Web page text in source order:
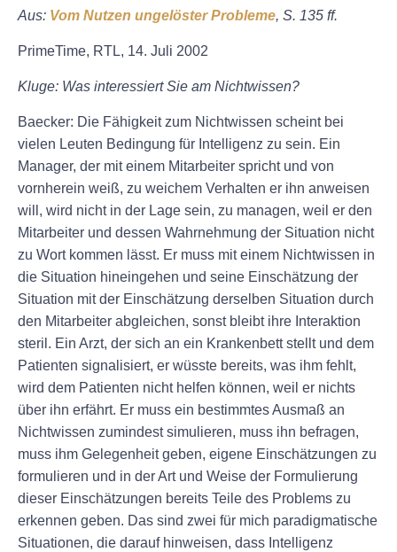
Aus: Vom Nutzen ungelöster Probleme, S. 135 ff.
PrimeTime, RTL, 14. Juli 2002
Kluge: Was interessiert Sie am Nichtwissen?
Baecker: Die Fähigkeit zum Nichtwissen scheint bei
vielen Leuten Bedingung für Intelligenz zu sein. Ein
Manager, der mit einem Mitarbeiter spricht und von
vornherein weiß, zu weichem Verhalten er ihn anweisen
will, wird nicht in der Lage sein, zu managen, weil er den
Mitarbeiter und dessen Wahrnehmung der Situation nicht
zu Wort kommen lässt. Er muss mit einem Nichtwissen in
die Situation hineingehen und seine Einschätzung der
Situation mit der Einschätzung derselben Situation durch
den Mitarbeiter abgleichen, sonst bleibt ihre Interaktion
steril. Ein Arzt, der sich an ein Krankenbett stellt und dem
Patienten signalisiert, er wüsste bereits, was ihm fehlt,
wird dem Patienten nicht helfen können, weil er nichts
über ihn erfährt. Er muss ein bestimmtes Ausmaß an
Nichtwissen zumindest simulieren, muss ihn befragen,
muss ihm Gelegenheit geben, eigene Einschätzungen zu
formulieren und in der Art und Weise der Formulierung
dieser Einschätzungen bereits Teile des Problems zu
erkennen geben. Das sind zwei für mich paradigmatische
Situationen, die darauf hinweisen, dass Intelligenz